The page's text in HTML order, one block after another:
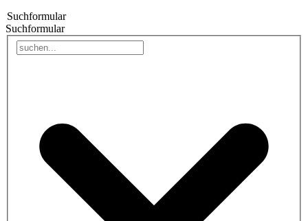
Suchformular
Suchformular